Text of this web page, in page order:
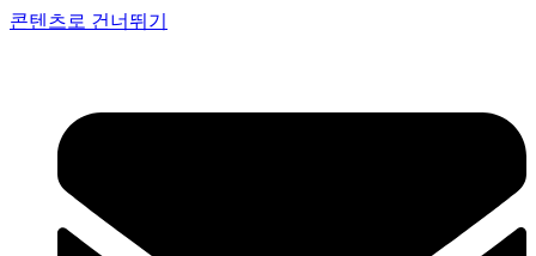
콘텐츠로 건너뛰기